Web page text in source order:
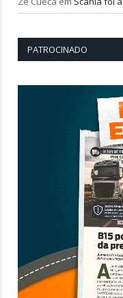
PATROCINADO